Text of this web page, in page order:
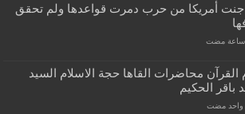
جنت أمريكا من حرب دمرت قواعدها ولم تحقق
القرآن محاضرات القاها حجة الاسلام السيد
باقر الحكيم
واحد مضت